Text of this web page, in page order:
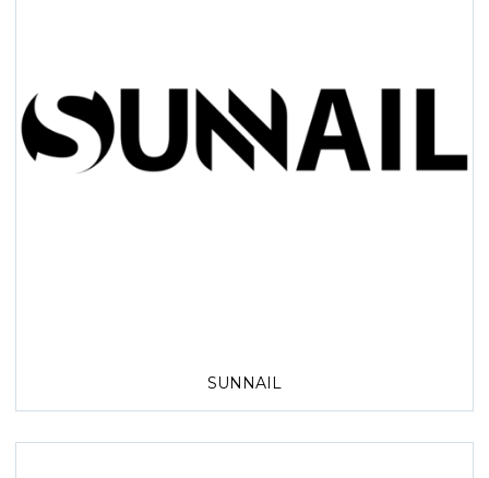
SUNNAIL